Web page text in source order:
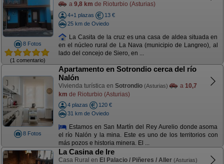
8 Fotos
(1 comentario)
a 9,8 km de Rioturbio (Asturias)
4+1 plazas
13 €
25 km de Oviedo
La Casita de la cruz es una casa de aldea situada en
en el núcleo rural de La Nava (municipio de Langreo), al
lado del concejo de Siero, en ...
8 Fotos
Apartamento en Sotrondio cerca del río
Nalón
Vivienda turística en Sotrondio (Asturias) a 10,7
km de Rioturbio (Asturias)
4 plazas
120 €
31 km de Oviedo
Estamos en San Martín del Rey Aurelio donde asoma
el río Nalón y la mina. Este es uno de los territorios con
más pozos e historia minera. El ...
La Casina de Ire
Casa Rural en El Palacio / Piñeres / Aller (Asturias)